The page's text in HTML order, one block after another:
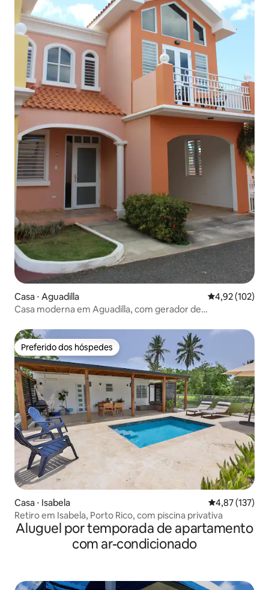
Casa ⋅ Aguadilla 4,92 de uma
4,92 (102)
Casa moderna em Aguadilla, com gerador de
Preferido dos hóspedes
Preferido dos hóspedes
Casa ⋅ Isabela 4,87 de uma
4,87 (137)
Retiro em Isabela, Porto Rico, com piscina privativa
Aluguel por temporada de apartamento
com ar-condicionado